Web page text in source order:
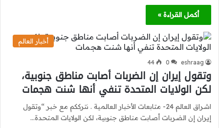
أكمل القراءة »
أخبار العالم
eshraag
0
44
وتقول إيران إن الضربات أصابت مناطق جنوبية،
لكن الولايات المتحدة تنفي أنها شنت هجمات
اشراق العالم 24- متابعات الأخبار العالمية . نترككم مع خبر “وتقول
إيران إن الضربات أصابت مناطق جنوبية، لكن الولايات المتحدة…